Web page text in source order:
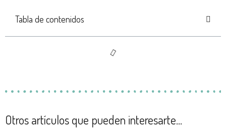
Tabla de contenidos
Otros artículos que pueden interesarte...